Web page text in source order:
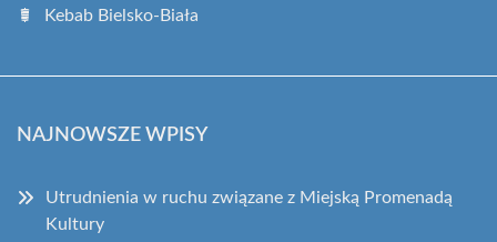
Kebab Bielsko-Biała
NAJNOWSZE WPISY
Utrudnienia w ruchu związane z Miejską Promenadą
Kultury